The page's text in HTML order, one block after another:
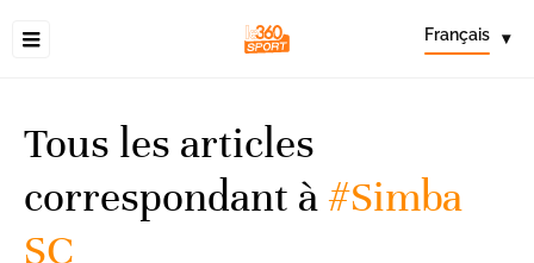
Français ▾
Tous les articles
correspondant à#Simba
SC